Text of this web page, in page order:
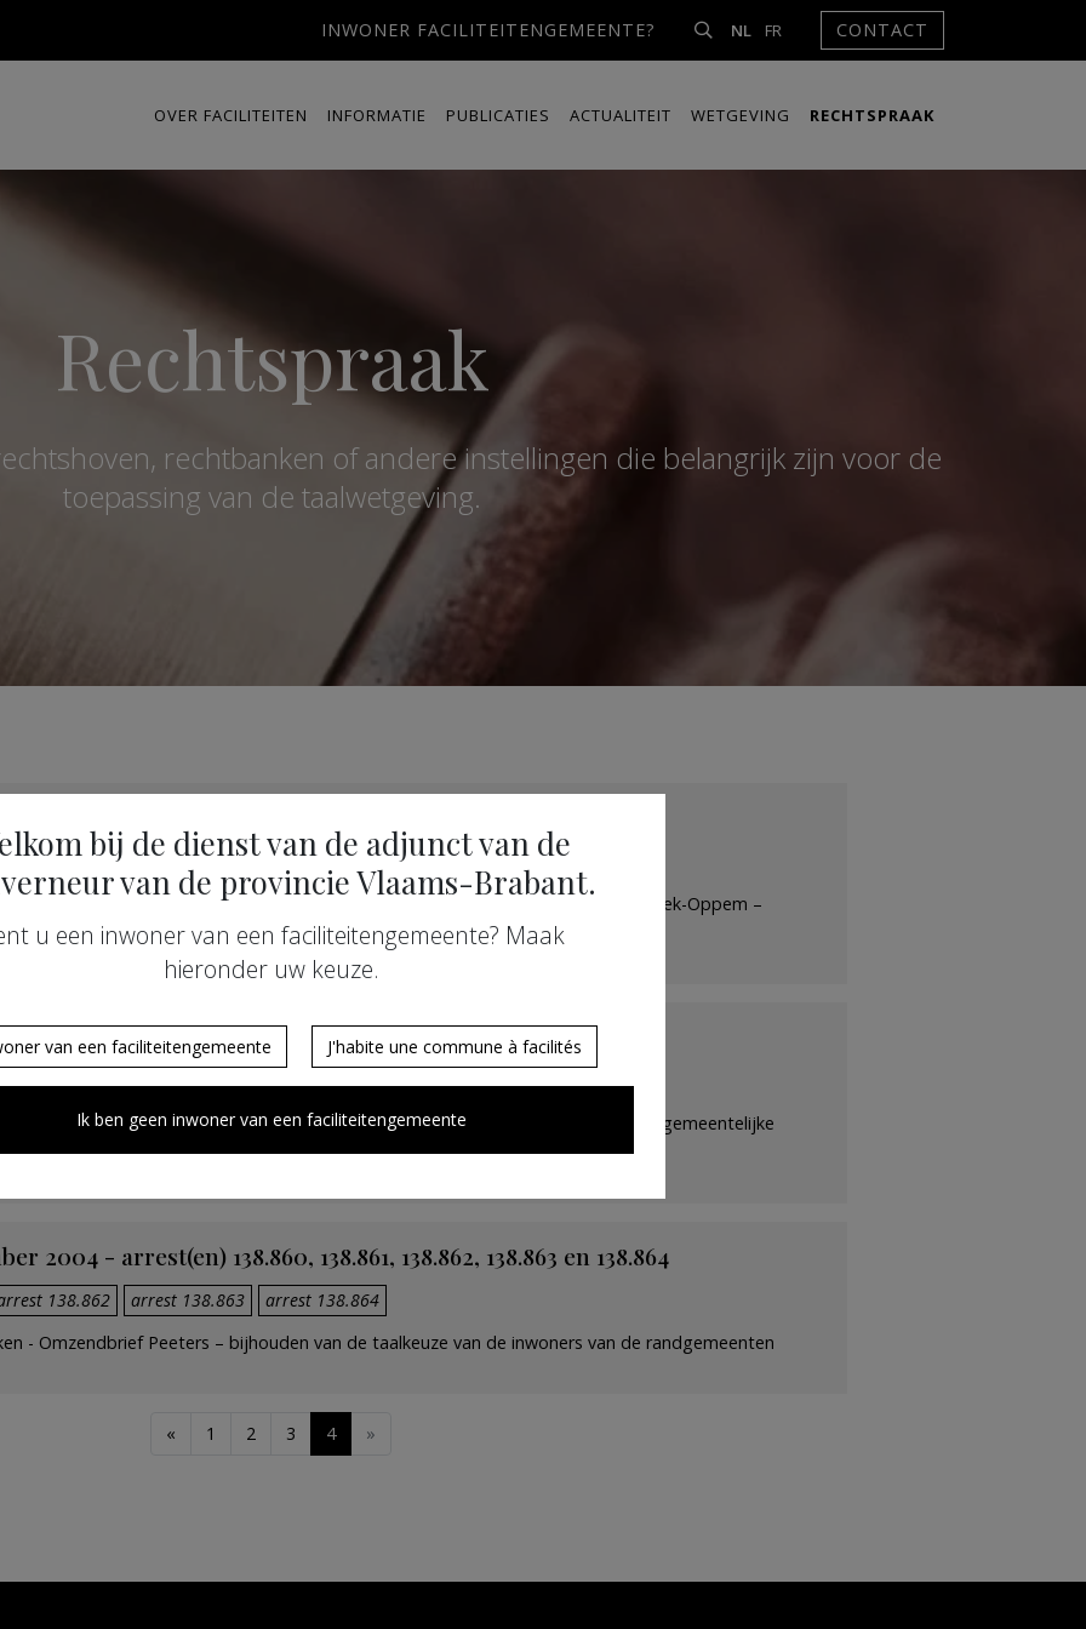
INWONER FACILITEITENGEMEENTE? NL FR CONTACT
OVER FACILITEITEN INFORMATIE PUBLICATIES ACTUALITEIT WETGEVING RECHTSPRAAK
Rechtspraak
rechtbanken of andere instellingen die belangrijk zijn voor de
toepassing van de taalwetgeving.
- arrest(en) 184.353
– bijhouden van de taalkeuze van de inwoners van de randgemeente Wezembeek-Oppem –
- arrest(en) 2006-065
– taalkennis – taalkennisvereisten – onderwijzend personeel van de Franstalige gemeentelijke
2004 - arrest(en) 138.860, 138.861, 138.862, 138.863 en 138.864
138.862 arrest 138.863
arrest 138.864
- Omzendbrief Peeters – bijhouden van de taalkeuze van de inwoners van de randgemeenten
« 1 2 3 4 »
bij de dienst van de adjunct van de
van de provincie Vlaams-Brabant.
u een inwoner van een faciliteitengemeente? Maak
hieronder uw keuze.
van een faciliteitengemeente J'habite une commune à facilités
Ik ben geen inwoner van een faciliteitengemeente